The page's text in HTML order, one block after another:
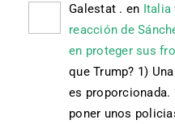
Galestat . en Italia
reacción de
en proteger sus
que Trump? 1)
es proporcionada.
poner unos